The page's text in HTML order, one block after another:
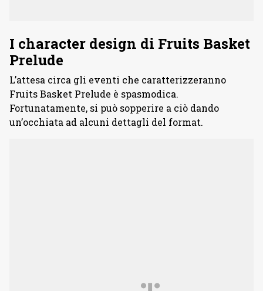
I character design di Fruits Basket
Prelude
L’attesa circa gli eventi che caratterizzeranno
Fruits Basket Prelude è spasmodica.
Fortunatamente, si può sopperire a ciò dando
un’occhiata ad alcuni dettagli del format.